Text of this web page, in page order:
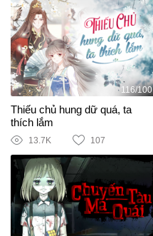
116/100
Thiếu chủ hung dữ quá, ta
thích lắm
13.7K 107